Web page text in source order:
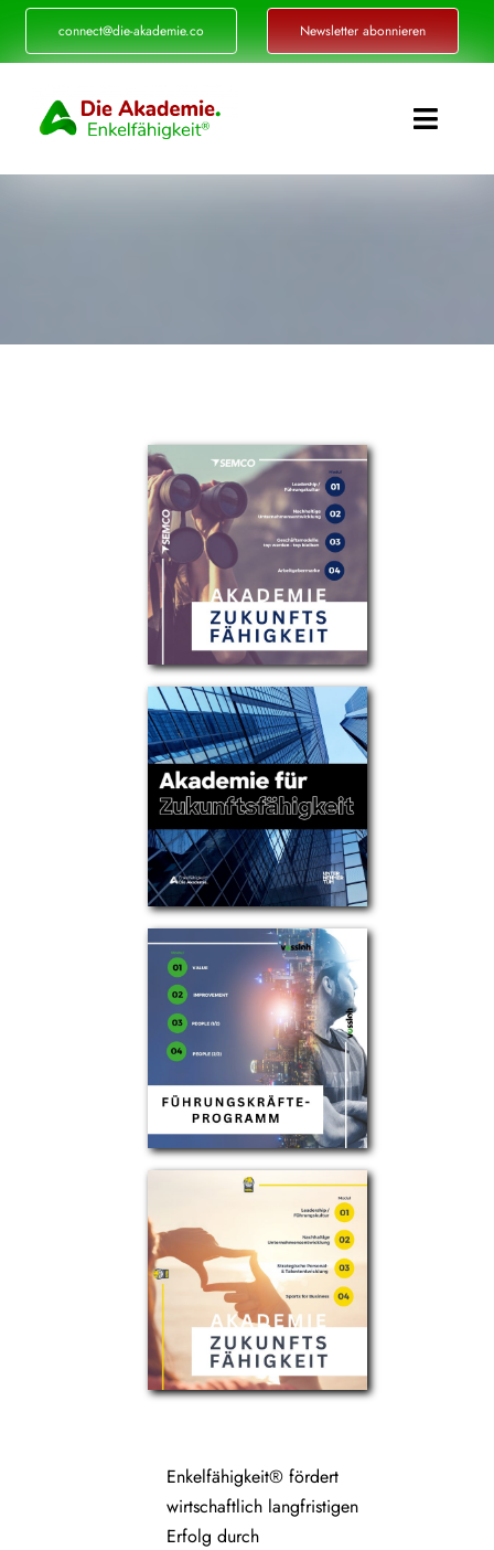
Zum
Inhalt
connect@die-akademie.co Newsletter abonnieren
Toggle
Standorte
Partner
Über uns
Enkelfähigkeit® fördert
wirtschaftlich langfristigen
Erfolg durch